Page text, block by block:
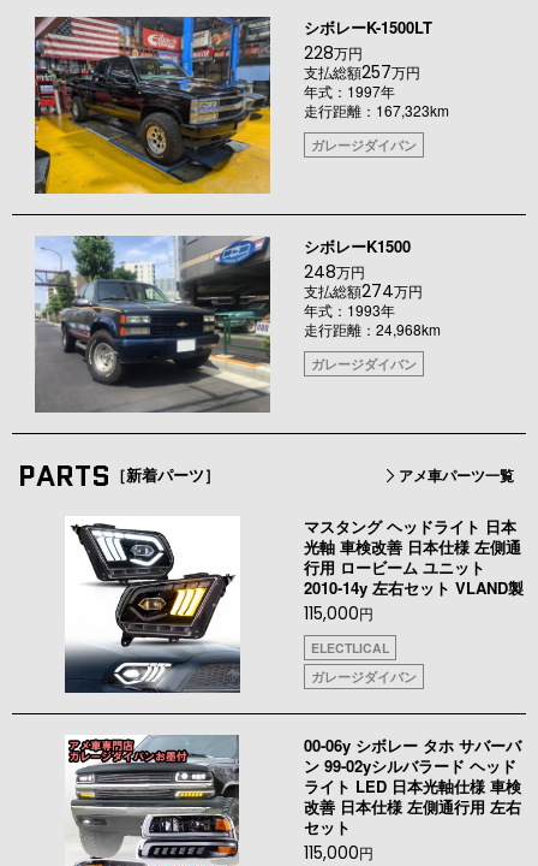
シボレーK-1500LT
228万円
支払総額257万円
年式：1997年
走行距離：167,323km
ガレージダイバン
シボレーK1500
248万円
支払総額274万円
年式：1993年
走行距離：24,968km
ガレージダイバン
PARTS ［新着パーツ］ アメ車パーツ一覧
マスタング ヘッドライト 日本
光軸 車検改善 日本仕様 左側通
行用 ロービーム ユニット
2010-14y 左右セット VLAND製
115,000円
ELECTLICAL
ガレージダイバン
00-06y シボレー タホ サバーバ
ン 99-02yシルバラード ヘッド
ライト LED 日本光軸仕様 車検
改善 日本仕様 左側通行用 左右
セット
115,000円